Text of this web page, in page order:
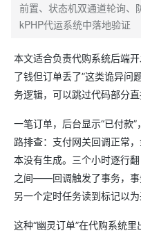
前置、状态机双通道轮询、
kPHP代运系统中落地验证
本文适合负责代购系统后端
了钱但订单丢了”这类诡异问
务逻辑，可以跳过代码部分直
一笔订单，后台显示“已付款
路排查：支付网关回调正常
本没有生成。三个小时逐行
之间——回调触发了事务，事
另一个定时任务读到标记以
这种“幽灵订单”在代购系统